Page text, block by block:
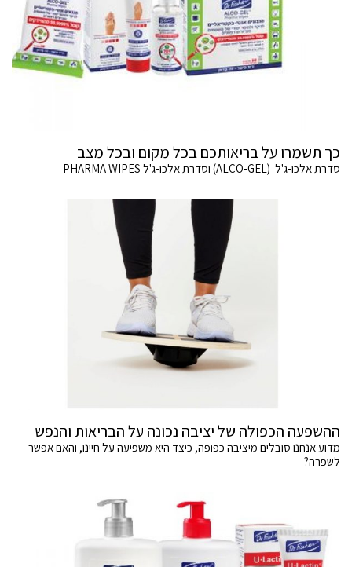
כך תשמרו על בריאותכם בכל מקום ובכל מצב
סדרת אלכו-ג'ל (ALCO-GEL) וסדרת אלכו-ג'ל PHARMA WIPES
ההשפעה הכפולה של יציבה נכונה על הבריאות והנפש
מדוע אנחנו סובלים מיציבה כפופה, כיצד היא משפיעה על חיינו, והאם אפשר
לשפרה?